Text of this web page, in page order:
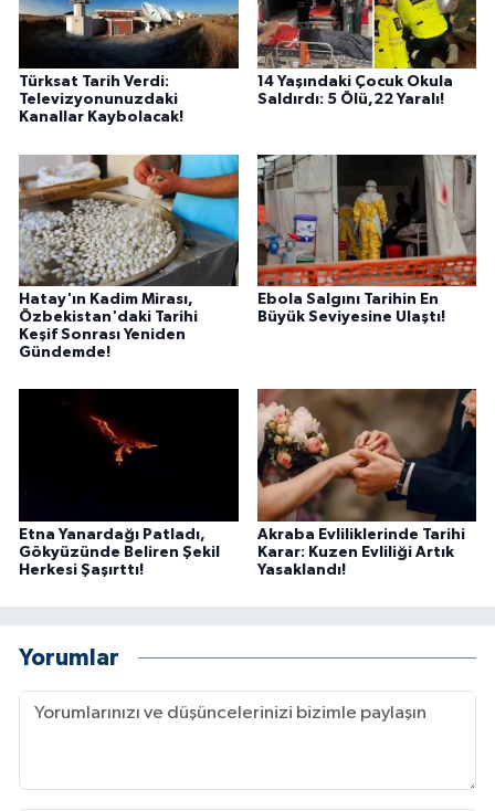
Türksat Tarih Verdi:
Televizyonunuzdaki
Kanallar Kaybolacak!
14 Yaşındaki Çocuk Okula
Saldırdı: 5 Ölü,22 Yaralı!
Hatay'ın Kadim Mirası,
Özbekistan'daki Tarihi
Keşif Sonrası Yeniden
Gündemde!
Ebola Salgını Tarihin En
Büyük Seviyesine Ulaştı!
Etna Yanardağı Patladı,
Gökyüzünde Beliren Şekil
Herkesi Şaşırttı!
Akraba Evliliklerinde Tarihi
Karar: Kuzen Evliliği Artık
Yasaklandı!
Yorumlar